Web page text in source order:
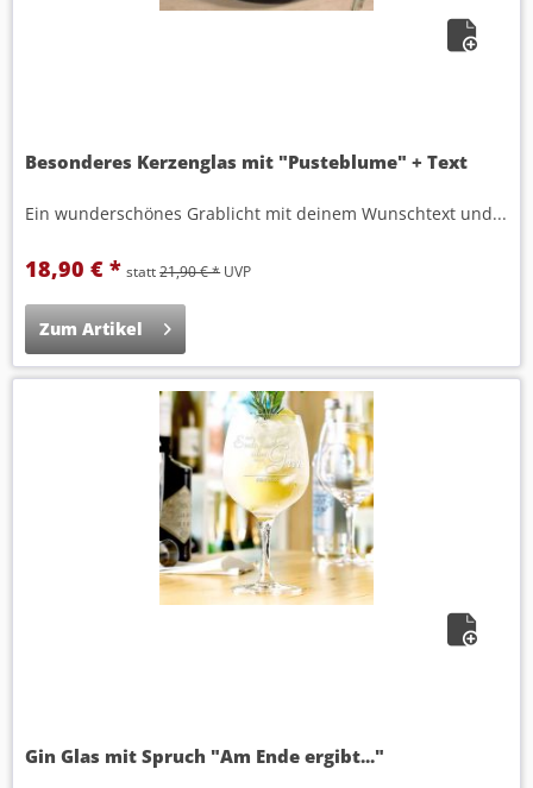
Besonderes Kerzenglas mit "Pusteblume" + Text
Ein wunderschönes Grablicht mit deinem Wunschtext und...
18,90 € * statt21,90 € *UVP
Zum Artikel
Gin Glas mit Spruch "Am Ende ergibt..."